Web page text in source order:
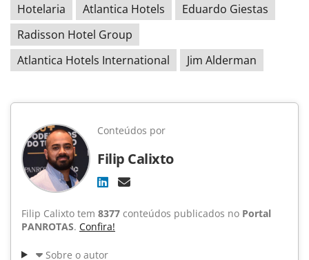
Hotelaria Atlantica Hotels
Eduardo Giestas
Radisson Hotel Group
Atlantica Hotels International
Jim Alderman
Conteúdos por
Filip Calixto
Filip Calixto tem 8377 conteúdos publicados no Portal
PANROTAS. Confira!
Sobre o autor